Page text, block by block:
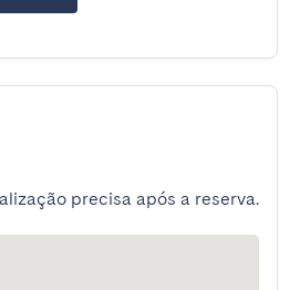
precisa após a reserva.